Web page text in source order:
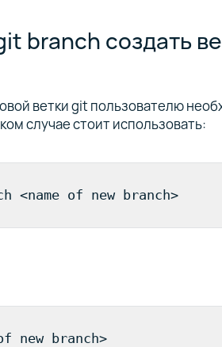
branch создать
ветки git пользователю
случае стоит использовать:
<name of new branch>
new branch>